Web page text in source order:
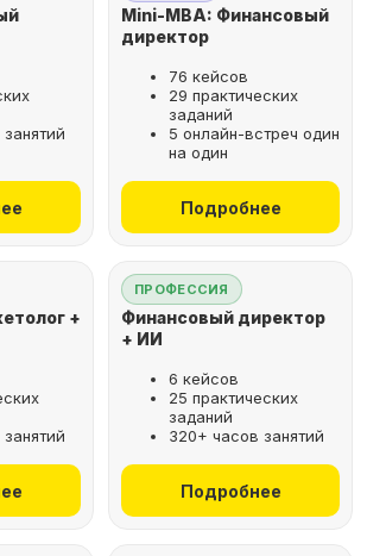
Mini-MBA: Финансовый
директор
76 кейсов
29 практических
заданий
5 онлайн-встреч один
на один
Подробнее
+
ПРОФЕССИЯ
Финансовый директор
+ ИИ
6 кейсов
25 практических
заданий
320+ часов занятий
Подробнее
за 2 минуты,
из дома
курс